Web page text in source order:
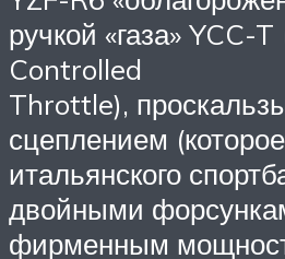
ручкой «газа» YCC-
Controlled
Throttle),
сцеплением
итальянского
двойными
фирменным